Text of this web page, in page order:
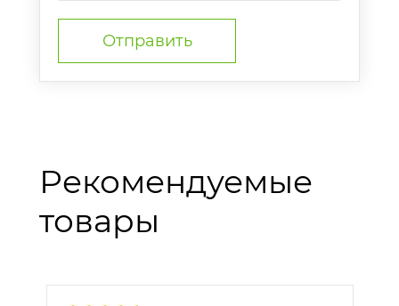
Рекомендуемые
товары